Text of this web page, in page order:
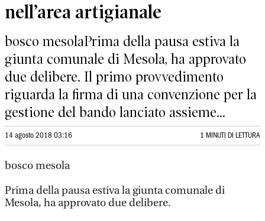
nell’area artigianale
bosco mesolaPrima della pausa estiva la
giunta comunale di Mesola, ha approvato
due delibere. Il primo provvedimento
riguarda la firma di una convenzione per la
gestione del bando lanciato assieme...
14 agosto 2018 03:16 1 MINUTI DI LETTURA
bosco mesola
Prima della pausa estiva la giunta comunale di
Mesola, ha approvato due delibere.